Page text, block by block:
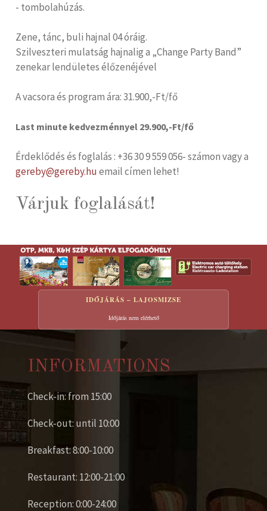
- tombolahúzás.
Zene, tánc, buli hajnal 04 óráig.
Szilveszteri mulatság hajnalig a „Change Party Band”
zenekar lendületes élőzenéjével
A vacsora és program ára: 31.900,-Ft/fő
Last minute kedvezménnyel 29.900,-Ft/fő
Érdeklődés és foglalás : +36 30 9 559 056- számon vagy a
gereby@gereby.huemail címen lehet!
Várjuk foglalását!
IDŐJÁRÁS – LAJOSMIZSE
Időjárás nem elérhető
INFORMATIONS
Check-in: from 15:00
Check-out: until 10:00
Breakfast: 8:00-10:00
Restaurant: 12:00-21:00
Reception: 0:00-24:00